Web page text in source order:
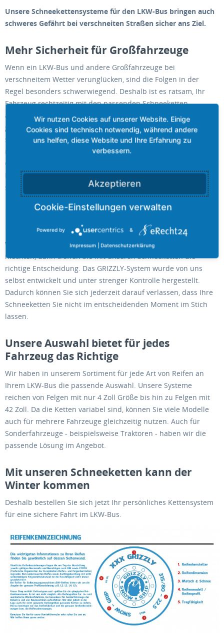
Unsere Schneekettensysteme für den LKW-Bus bringen auch
schweres Gefährt bei verschneiten Straßen sicher ans Ziel.
Mehr Sicherheit für Großfahrzeuge
Wenn ein LKW-Bus und andere Großfahrzeuge bei
verschneitem Wetter verunglücken, sind die Folgen in der
Regel besonders schwerwiegend. Deshalb ist es ratsam, Ihr
Fahrzeug rechtzeitig mit den passenden Schneeketten
auszustatten. Die Kettensysteme von GRIZZLY sind hierfür
genau die richtige Wahl, denn sie passen auf jedes Rad und
sind auch bei leichten Beschädigungen noch uneingeschränkt
nutzbar. So bekommen Sie im LKW-Bus Ihre Ladung und Ihre
Gäste immer sicher an ihren Bestimmungsort. Ein Muss für alle
Fahrzeuge, die im Winter in gebirgigen Gegenden unterwegs
sind.
Hochwertige Ausstattung für den LKW-
Wenn Sie sich bei Ihrem LKW-Bus nicht auf Ihr Glück verlassen
möchten, dann treffen Sie mit unseren Schneeketten die
richtige Entscheidung. Das GRIZZLY-System wurde von uns
selbst entwickelt und unter strenger Kontrolle hergestellt.
Dadurch können Sie sich jederzeit darauf verlassen, dass Ihre
Schneeketten Sie nicht im entscheidenden Moment im Stich
lassen.
Unsere Auswahl bietet für jedes
Fahrzeug das Richtige
Wir haben in unserem Sortiment für jede Art von Reifen an
Ihrem LKW-Bus die passende Auswahl. Unsere Systeme
reichen von Felgen mit nur 4 Zoll Größe bis hin zu Felgen mit
42 Zoll. Da die Ketten variabel sind, können Sie viele Modelle
auch für mehrere Fahrzeuge gleichzeitig nutzen. Auch für
Sonderfahrzeuge - beispielsweise Traktoren - haben wir die
passende Lösung im Angebot.
Mit unseren Schneeketten kann der
Winter kommen
Deshalb bestellen Sie sich jetzt Ihr persönliches Kettensystem
für eine sichere Fahrt im LKW-Bus.
Akzeptieren
Powered by &
Impressum Datenschutzerklärung